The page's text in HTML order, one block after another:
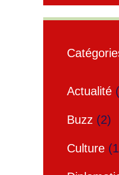
Actualité
Buzz (2)
Culture